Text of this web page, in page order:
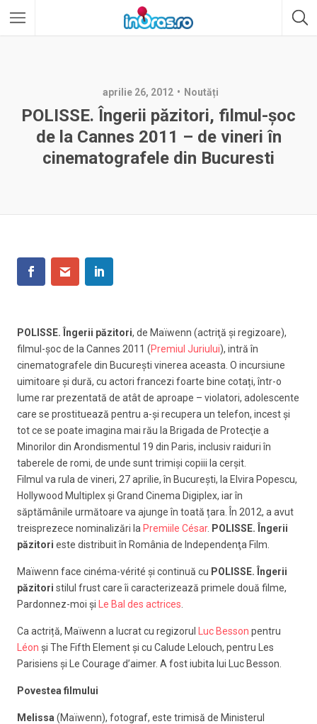
aprilie 26, 2012 Noutăți
POLISSE. Îngerii păzitori, filmul-şoc
de la Cannes 2011 – de vineri în
cinematografele din Bucuresti
POLISSE. Îngerii păzitori, de Maïwenn (actriţă şi regizoare),
filmul-şoc de la Cannes 2011 (Premiul Juriului), intră în
cinematografele din Bucureşti vinerea aceasta. O incursiune
uimitoare și dură, cu actori francezi foarte bine cotați, într-o
lume rar prezentată de atât de aproape – violatori, adolescente
care se prostituează pentru a-şi recupera un telefon, incest şi
tot ce se poate imagina mai rău la Brigada de Protecţie a
Minorilor din Arondismentul 19 din Paris, inclusiv raiduri în
taberele de romi, de unde sunt trimişi copiii la cerşit.
Filmul va rula de vineri, 27 aprilie, în București, la Elvira Popescu,
Hollywood Multiplex și Grand Cinema Digiplex, iar în
săptămânile următoare va ajunge în toată țara. În 2012, a avut
treisprezece nominalizări la Premiile César. POLISSE. Îngerii
păzitori este distribuit în România de Independenţa Film.
Maïwenn face cinéma-vérité și continuă cu POLISSE. Îngerii
păzitori stilul frust care îi caracterizează primele două filme,
Pardonnez-moi şi
Le Bal des actrices
Ca actriță, Maïwenn a lucrat cu regizorul Luc Besson pentru
Léon şi The Fifth Element și cu Calude Lelouch, pentru Les
Parisiens şi Le Courage d’aimer. A fost iubita lui Luc Besson.
Povestea filmului
Melissa (Maïwenn), fotograf, este trimisă de Ministerul